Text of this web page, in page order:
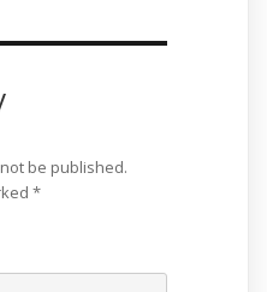
be published.
*